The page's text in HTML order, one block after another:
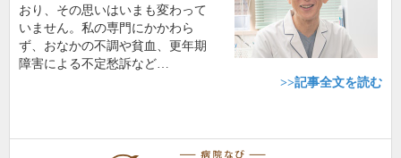
おり、その思いはいまも変わって
いません。私の専門にかかわら
ず、おなかの不調や貧血、更年期
障害による不定愁訴など…
>>記事全文を読む